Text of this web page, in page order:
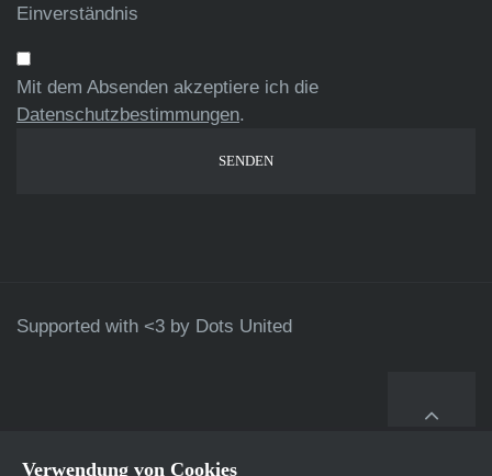
Einverständnis
Mit dem Absenden akzeptiere ich die
Datenschutzbestimmungen.
Supported with <3 by Dots United
Verwendung von Cookies